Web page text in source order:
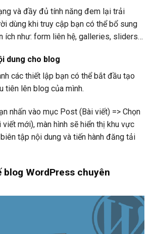
và đầy đủ tính năng đem lại trải
dùng khi truy cập bạn có thể bổ sung
ích như: form liên hệ, galleries, sliders…
dung cho blog
các thiết lập bạn có thể bắt đầu tạo
tiên lên blog của mình.
nhấn vào mục Post (Bài viết) => Chọn
mới), màn hình sẽ hiển thị khu vực
tập nội dung và tiến hành đăng tải
blog WordPress chuyên